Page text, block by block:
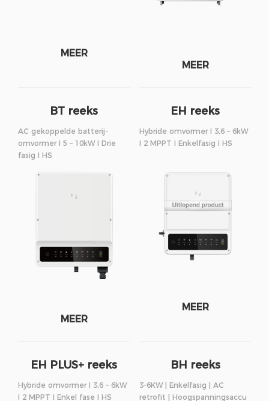
MEER
MEER
BT reeks
AC gekoppelde batterij-
omvormer I 5 – 10kW I Drie
fasig I HS
MEER
EH reeks
Hybride omvormer I 3,6 – 6kW
I 2 MPPT I Enkelfasig I HS
MEER
EH PLUS+ reeks
Hybride omvormer I 3,6 – 6kW
I 2 MPPT I Enkel fase I HS
BH reeks
3-6KW | Enkelfasig | AC
retrofit | Hoogspanningsaccu